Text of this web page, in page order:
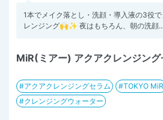
1本でメイク落とし・洗顔・導入液の3役
レンジング🙌✨ 夜はもちろん、朝の洗顔
MiR(ミアー) アクアクレンジング
アクアクレンジングセラム
TOKYO MiR
クレンジングウォーター